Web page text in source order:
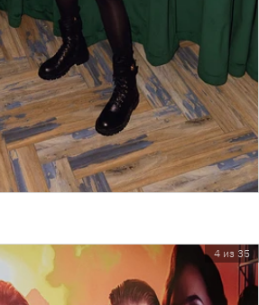
4 из 35